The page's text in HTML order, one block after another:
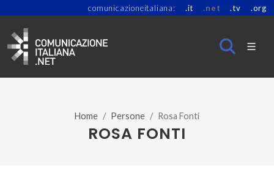
comunicazioneitaliana: .it .net .tv .org
Home Persone Rosa Fonti
ROSA FONTI